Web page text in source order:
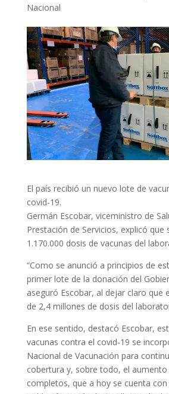
Nacional
El país recibió un nuevo lote de
covid-19.
Germán Escobar, viceministro de
Prestación de Servicios, explicó que
1.170.000 dosis de vacunas del
“Como se anunció a principios de
primer lote de la donación del
aseguró Escobar, al dejar claro que
de 2,4 millones de dosis del
En ese sentido, destacó Escobar,
vacunas contra el covid-19 se
Nacional de Vacunación para
cobertura y, sobre todo, el
completos, que a hoy se cuenta con